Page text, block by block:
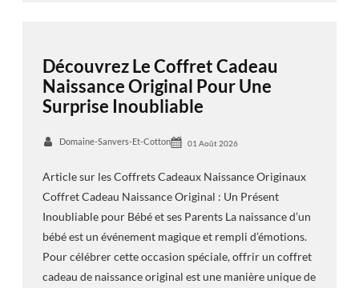
Découvrez Le Coffret Cadeau
Naissance Original Pour Une
Surprise Inoubliable
Domaine-Sanvers-Et-Cotton 01 Août 2026
Article sur les Coffrets Cadeaux Naissance Originaux
Coffret Cadeau Naissance Original : Un Présent
Inoubliable pour Bébé et ses Parents La naissance d’un
bébé est un événement magique et rempli d’émotions.
Pour célébrer cette occasion spéciale, offrir un coffret
cadeau de naissance original est une manière unique de